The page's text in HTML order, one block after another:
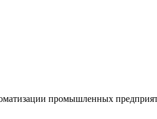
промышленных